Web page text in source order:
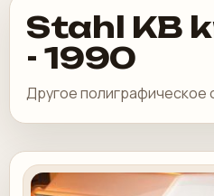
Stahl KB
- 1990
Другое полиграфическое